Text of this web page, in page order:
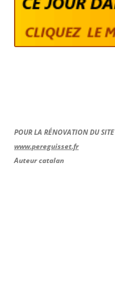
POUR LA RÉNOVATION DU SITE
www.pereguisset.fr
Auteur catalan